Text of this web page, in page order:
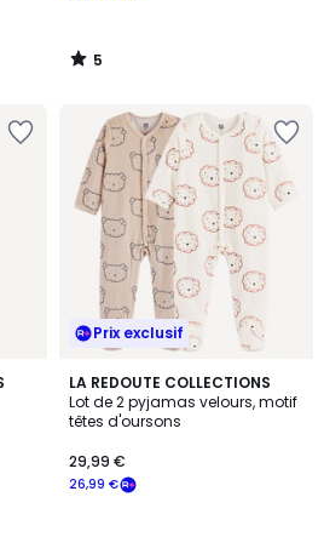
5
/
Prix exclusif
LA REDOUTE COLLECTIONS
Lot de 2 pyjamas velours, motif
têtes d'oursons
26,99 €
29,99 €